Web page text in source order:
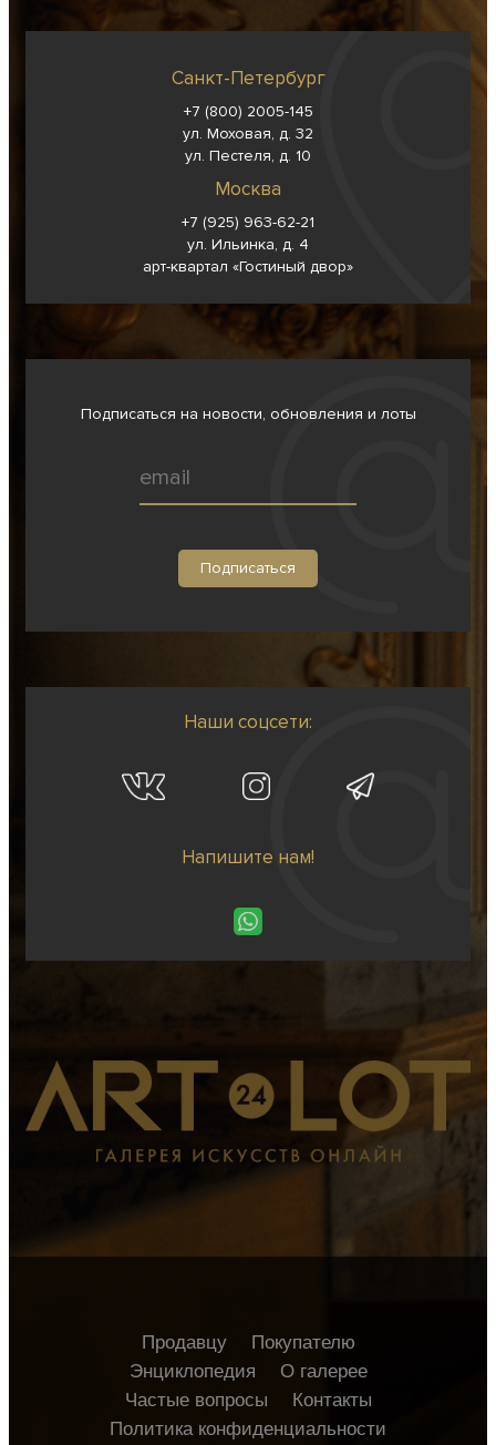
Санкт-Петербург
+7 (800) 2005-145
ул. Моховая, д. 32
ул. Пестеля, д. 10
Москва
+7 (925) 963-62-21
ул. Ильинка, д. 4
арт-квартал «Гостиный двор»
Подписаться на новости, обновления и лоты
Наши соцсети:
Напишите нам!
Продавцу
Покупателю
Энциклопедия
О галерее
Частые вопросы
Контакты
Политика конфиденциальности